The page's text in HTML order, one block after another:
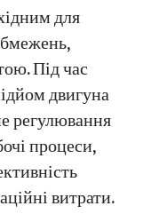
для
Під час
двигуна
регулювання
процеси,
витрати.